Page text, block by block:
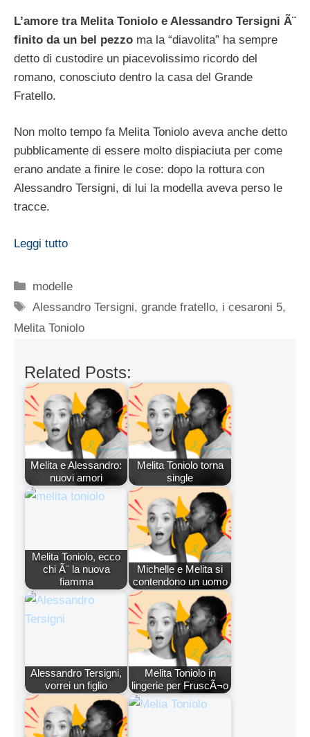
L’amore tra Melita Toniolo e Alessandro Tersigni Ã¨
finito da un bel pezzo ma la “diavolita” ha sempre
detto di custodire un piacevolissimo ricordo del
romano, conosciuto dentro la casa del Grande
Fratello.
Non molto tempo fa Melita Toniolo aveva anche detto
pubblicamente di essere molto dispiaciuta per come
erano andate a finire le cose: dopo la rottura con
Alessandro Tersigni, di lui la modella aveva perso le
tracce.
Leggi tutto
Categorie
modelle
Tag
Alessandro Tersigni,grande fratello, i cesaroni 5,
Melita Toniolo
Related Posts:
Melita e Alessandro:
nuovi amori
Melita Toniolo torna
single
Melita Toniolo, ecco
chi Ã¨ la nuova
fiamma
Michelle e Melita si
contendono un uomo
Alessandro Tersigni,
vorrei un figlio
Melita Toniolo in
lingerie per FruscÃ¬o